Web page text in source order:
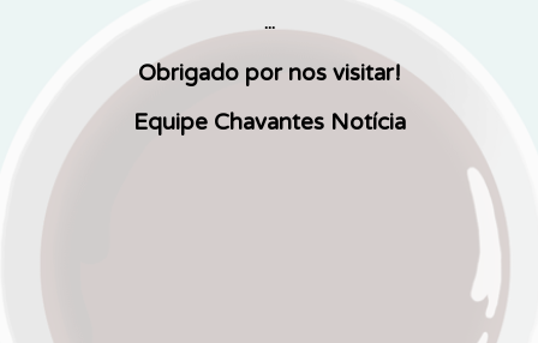
...
Obrigado por nos visitar!
Equipe Chavantes Notícia